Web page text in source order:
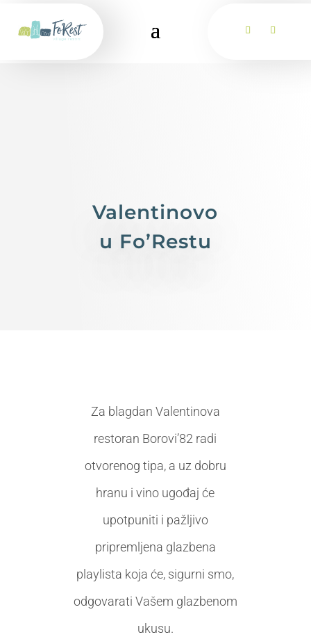
Valentinovo
u Fo’Restu
Za blagdan Valentinova
restoran Borovi’82 radi
otvorenog tipa, a uz dobru
hranu i vino ugođaj će
upotpuniti i pažljivo
pripremljena glazbena
playlista koja će, sigurni smo,
odgovarati Vašem glazbenom
ukusu.